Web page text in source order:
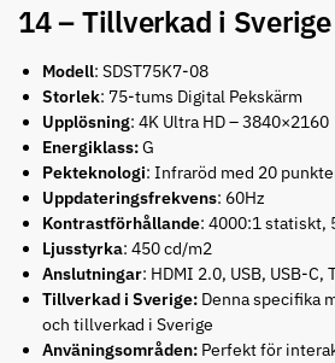
14 – Tillverkad i Sverige
Modell: SDST75K7-08
Storlek: 75-tums Digital Pekskärm
Upplösning: 4K Ultra HD – 3840×2160
Energiklass:G
Pekteknologi: Infraröd med 20
Uppdateringsfrekvens: 60Hz
Kontrastförhållande: 4000:1 statiskt,
Ljusstyrka: 450 cd/m2
Anslutningar: HDMI 2.0, USB, USB-C,
Tillverkad i Sverige: Denna specifika
och tillverkad i Sverige
Använingsområden: Perfekt för